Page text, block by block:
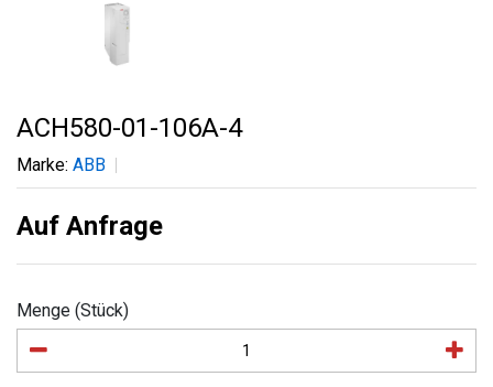
ACH580-01-106A-4
Marke: ABB
Auf Anfrage
Menge (Stück)